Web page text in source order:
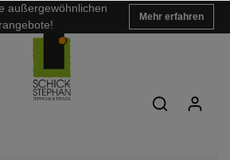
außergewöhnlichen
Mehr erfahren